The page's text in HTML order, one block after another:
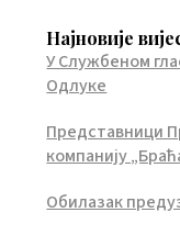
Најновије
У Службеном
Одлуке
Представници
компанију
Обилазак